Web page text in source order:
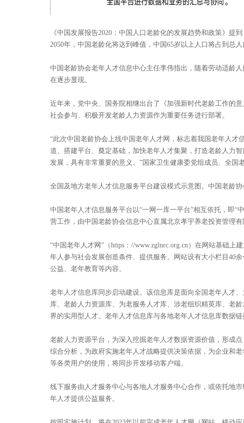
《中国发展报告2020：中国人口老龄化的发展趋势和政策》提
2050年，中国老龄化将达到峰值，中国65岁以上人口将占到总人
中国老龄协会老年人才信息中心主任李伟指出，随着劳动适龄
在逐步显现。
近年来，党中央、国务院相继出台了《加强新时代老龄工作的
社会参与、积极开发老龄人力资源作为重要任务进行部署。
“此次中国老龄协会上线中国老年人才网，标志着我国老年人
道、搭建平台、奠定基础，加快老年人才集聚，打造老龄人力
发展，具有非常重要的意义。”国家卫生健康委党组成员、全国
全国及地方老年人才信息服务平台建设模式示意图。中国老龄协
中国老年人才信息服务平台以“一网一库一平台”相互依托，即“
营工作，由中国老龄协会信息中心直属北京孝宇养老投资管理
“中国老年人才网”（https：//www.zglnrc.org.cn）在网站基础
年人参与社会发展创造条件、提供服务。网站设有大小栏目40
公益、老年教育等内容。
老年人才信息库同步启动建设。该信息库是面向全国老年人才
库、老龄人力资源库、为老服务人才库、涉老组织精英库、老
界的实用型人才。老年人才信息库与各地老年人才信息库数据链
老龄人力资源平台，为深入挖掘老年人才数据资源价值，形成
综合分析，为政府实施老年人才战略提供决策依据，为企业和
等各类用户的使用，将同步开发移动客户端。
线下服务由人才服务中心与各地人才服务中心合作，或依托地
年人才提供公益服务。